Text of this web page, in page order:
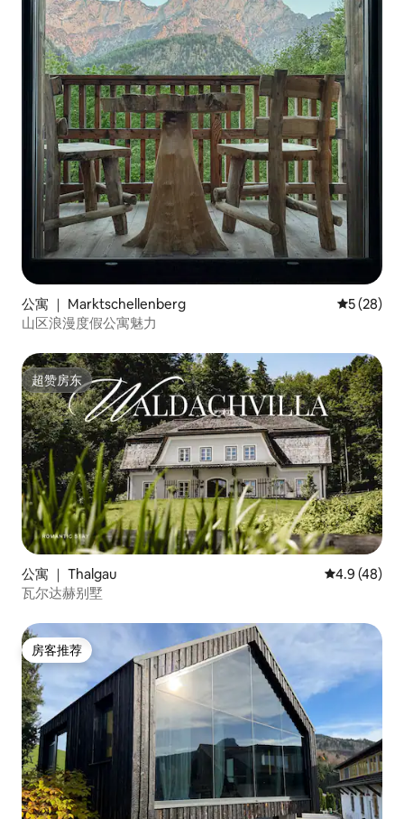
公寓 ｜ Marktschellenberg 平均评分
5 (28)
山区浪漫度假公寓魅力
超赞房东
超赞房东
公寓 ｜ Thalgau 平均评分
4.9 (48)
瓦尔达赫别墅
房客推荐
房客推荐